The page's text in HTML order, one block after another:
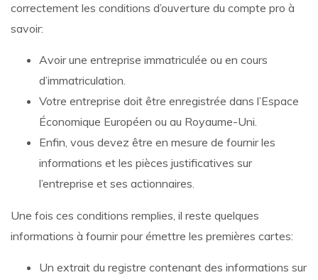
correctement les conditions d’ouverture du compte pro à
savoir:
Avoir une entreprise immatriculée ou en cours
d’immatriculation.
Votre entreprise doit être enregistrée dans l’Espace
Économique Européen ou au Royaume-Uni.
Enfin, vous devez être en mesure de fournir les
informations et les pièces justificatives sur
l’entreprise et ses actionnaires.
Une fois ces conditions remplies, il reste quelques
informations à fournir pour émettre les premières cartes:
Un extrait du registre contenant des informations sur